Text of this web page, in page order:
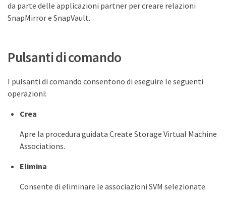
da parte delle applicazioni partner per creare relazioni
SnapMirror e SnapVault.
Pulsanti di comando
I pulsanti di comando consentono di eseguire le seguenti
operazioni:
Crea
Apre la procedura guidata Create Storage Virtual Machine
Associations.
Elimina
Consente di eliminare le associazioni SVM selezionate.